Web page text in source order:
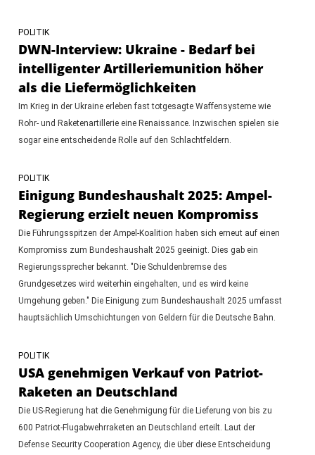
POLITIK
DWN-Interview: Ukraine - Bedarf bei
intelligenter Artilleriemunition höher
als die Liefermöglichkeiten
Im Krieg in der Ukraine erleben fast totgesagte Waffensysteme wie
Rohr- und Raketenartillerie eine Renaissance. Inzwischen spielen sie
sogar eine entscheidende Rolle auf den Schlachtfeldern.
POLITIK
Einigung Bundeshaushalt 2025: Ampel-
Regierung erzielt neuen Kompromiss
Die Führungsspitzen der Ampel-Koalition haben sich erneut auf einen
Kompromiss zum Bundeshaushalt 2025 geeinigt. Dies gab ein
Regierungssprecher bekannt. "Die Schuldenbremse des
Grundgesetzes wird weiterhin eingehalten, und es wird keine
Umgehung geben." Die Einigung zum Bundeshaushalt 2025 umfasst
hauptsächlich Umschichtungen von Geldern für die Deutsche Bahn.
POLITIK
USA genehmigen Verkauf von Patriot-
Raketen an Deutschland
Die US-Regierung hat die Genehmigung für die Lieferung von bis zu
600 Patriot-Flugabwehrraketen an Deutschland erteilt. Laut der
Defense Security Cooperation Agency, die über diese Entscheidung